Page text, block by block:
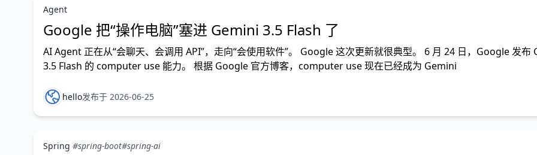
Agent
Google 把“操作电脑”塞进 Gemini 3.5 Flash 了
AI Agent 正在从“会聊天、会调用 API”，走向“会使用软件”。 Google 这次更新就很典型。 6 月 24 日，Google 发布
3.5 Flash 的 computer use 能力。 根据 Google 官方博客，computer use 现在已经成为 Gemini
hello发布于 2026-06-25
Spring #spring-boot#spring-ai